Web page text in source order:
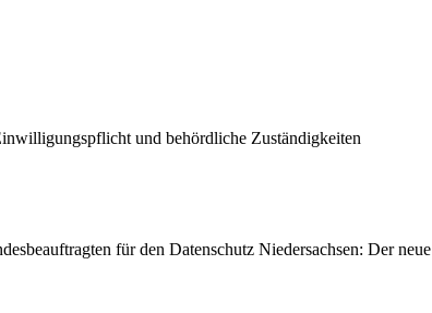
und behördliche Zuständigkeiten
für den Datenschutz Niedersachsen: Der